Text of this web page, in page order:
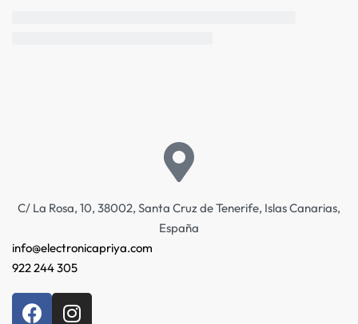
C/ La Rosa, 10, 38002, Santa Cruz de Tenerife, Islas Canarias,
España
info@electronicapriya.com
922 244 305